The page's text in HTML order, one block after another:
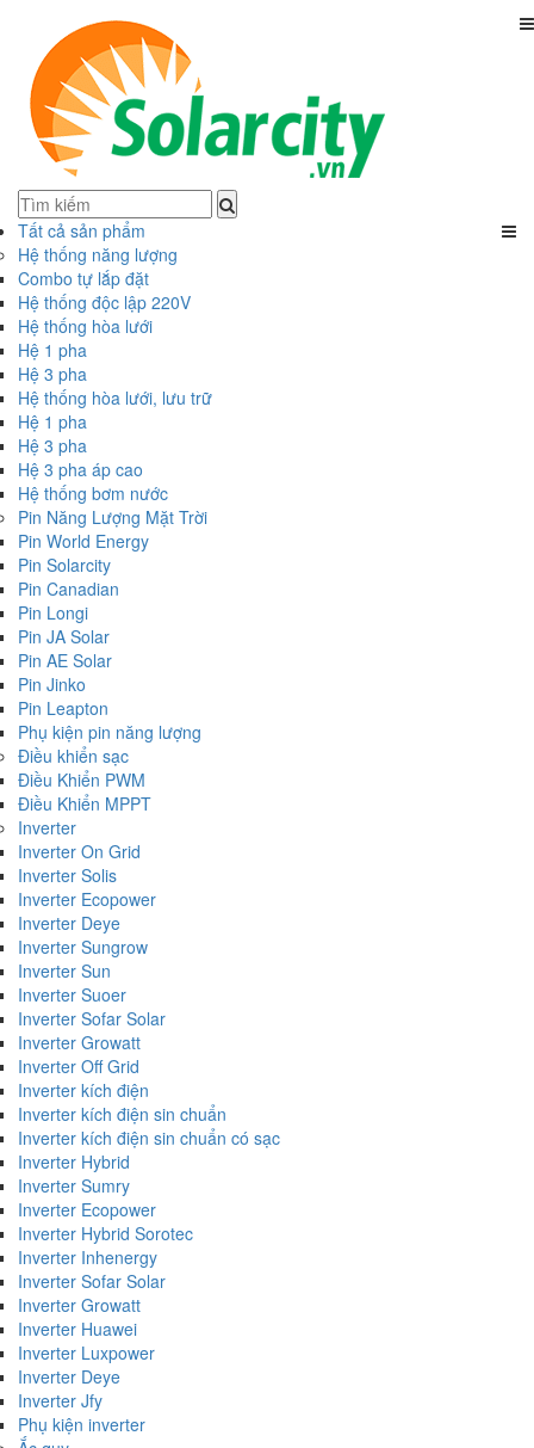
Tất cả sản phẩm
Hệ thống năng lượng
Combo tự lắp đặt
Hệ thống độc lập 220V
Hệ thống hòa lưới
Hệ 1 pha
Hệ 3 pha
Hệ thống hòa lưới, lưu trữ
Hệ 1 pha
Hệ 3 pha
Hệ 3 pha áp cao
Hệ thống bơm nước
Pin Năng Lượng Mặt Trời
Pin World Energy
Pin Solarcity
Pin Canadian
Pin Longi
Pin JA Solar
Pin AE Solar
Pin Jinko
Pin Leapton
Phụ kiện pin năng lượng
Điều khiển sạc
Điều Khiển PWM
Điều Khiển MPPT
Inverter
Inverter On Grid
Inverter Solis
Inverter Ecopower
Inverter Deye
Inverter Sungrow
Inverter Sun
Inverter Suoer
Inverter Sofar Solar
Inverter Growatt
Inverter Off Grid
Inverter kích điện
Inverter kích điện sin chuẩn
Inverter kích điện sin chuẩn có sạc
Inverter Hybrid
Inverter Sumry
Inverter Ecopower
Inverter Hybrid Sorotec
Inverter Inhenergy
Inverter Sofar Solar
Inverter Growatt
Inverter Huawei
Inverter Luxpower
Inverter Deye
Inverter Jfy
Phụ kiện inverter